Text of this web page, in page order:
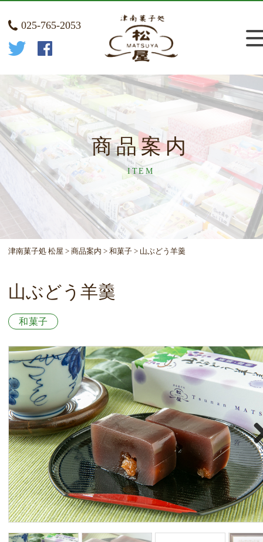
025-765-2053
商品案内
ITEM
津南菓子処 松屋 >商品案内 >和菓子 > 山ぶどう羊羹
山ぶどう羊羹
和菓子